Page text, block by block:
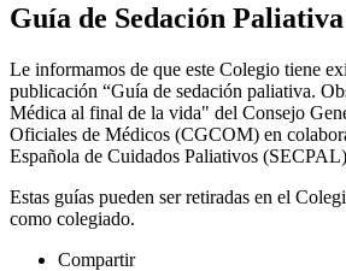
Guía de Sedación Paliativa
Le informamos de que este Colegio tiene
publicación “Guía de sedación paliativa.
Médica al final de la vida" del Consejo
Oficiales de Médicos (CGCOM) en
Española de Cuidados Paliativos
Estas guías pueden ser retiradas en el
como colegiado.
Compartir